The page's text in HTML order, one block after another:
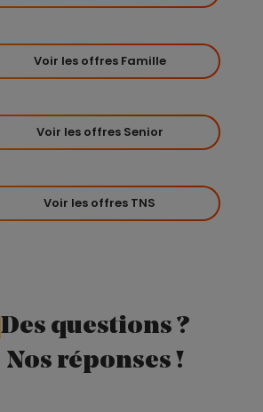
Voir les offres Famille
Voir les offres Senior
Voir les offres TNS
Des questions ?
Nos réponses !